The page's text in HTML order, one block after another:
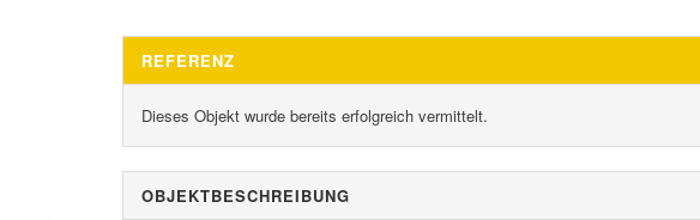
REFERENZ
Dieses Objekt wurde bereits erfolgreich vermittelt.
OBJEKT­BESCHREIBUNG